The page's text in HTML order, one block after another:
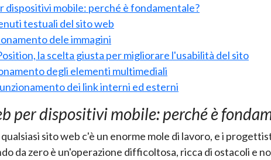
dispositivi mobile: perché è fondamentale?
testuali del sito web
dele immagini
la scelta giusta per migliorare l'usabilità del sito
degli elementi multimediali
dei link interni ed esterni
per dispositivi mobile: perché è
sito web c'è un enorme mole di lavoro, e i
da zero è un'operazione difficoltosa, ricca di ostacoli e